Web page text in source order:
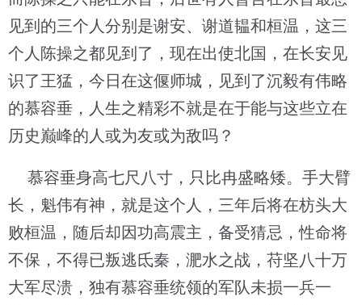
见到的三个人分别是谢安、谢道韫和桓温，这三
个人陈操之都见到了，现在出使北国，在长安见
识了王猛，今日在这偃师城，见到了沉毅有伟略
的慕容垂，人生之精彩不就是在于能与这些立在
历史巅峰的人或为友或为敌吗？
慕容垂身高七尺八寸，只比冉盛略矮。手大臂
长，魁伟有神，就是这个人，三年后将在枋头大
败桓温，随后却因功高震主，备受猜忌，性命将
不保，不得已叛逃氐秦，淝水之战，苻坚八十万
大军尽溃，独有慕容垂统领的军队未损一兵一